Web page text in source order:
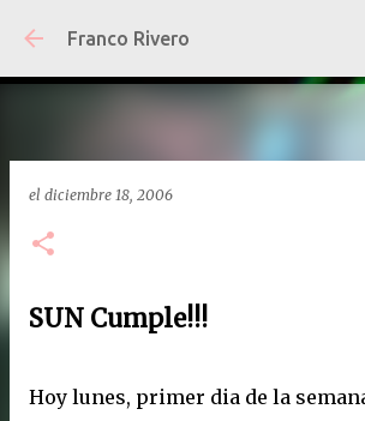
Ir al contenido
Franco Rivero
el diciembre 18, 2006
SUN Cumple!!!
Hoy lunes, primer dia de la